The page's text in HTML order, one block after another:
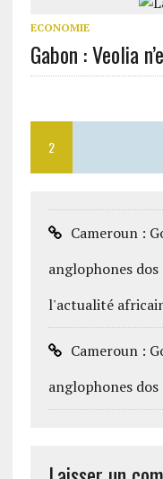
ECONOMIE
Gabon : Veolia
2
Cameroun :
anglophones
l'actualité
Cameroun :
anglophones